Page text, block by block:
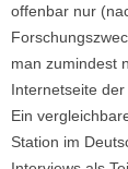
offenbar nur
man zumindest
Internetseite
Ein
Station im